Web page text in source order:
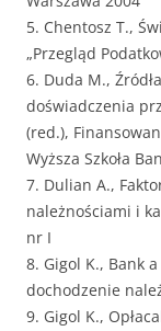
5. Chentosz T.,
„Przegląd
6. Duda M.,
doświadczenia
(red.),
Wyższa Szkoła
7. Dulian A.,
należnościami i
nr I
8. Gigol K., Bank
dochodzenie
9. Gigol K.,